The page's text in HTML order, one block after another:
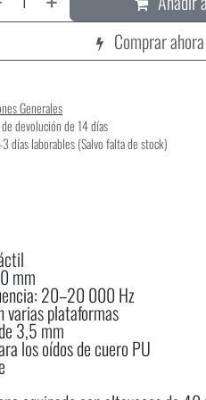
Comprar ahora
Generales
devolución de 14 días
días laborables (Salvo falta de stock)
mm
20–20 000 Hz
varias plataformas
3,5 mm
los oídos de cuero PU